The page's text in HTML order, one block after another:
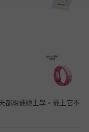
都想戴她上學。戴上它不